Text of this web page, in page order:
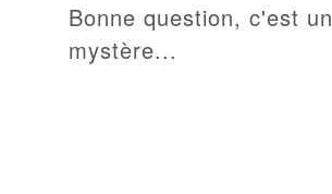
Bonne question, c'est un
mystère...